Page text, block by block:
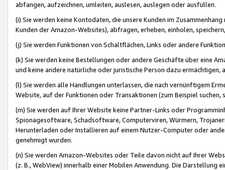
abfangen, aufzeichnen, umleiten, auslesen, auslegen oder ausfüllen.
(i) Sie werden keine Kontodaten, die unsere Kunden im
Kunden der Amazon-Websites), abfragen, erheben, einholen,
(j) Sie werden Funktionen von Schaltflächen, Links oder andere
(k) Sie werden keine Bestellungen oder andere Geschäfte über eine
und keine andere natürliche oder juristische Person dazu
(l) Sie werden alle Handlungen unterlassen, die nach vernünftigem
Website, auf der Funktionen oder Transaktionen (zum Beispiel
(m) Sie werden auf Ihrer Website keine Partner-Links oder
Spionagesoftware, Schadsoftware, Computerviren, Würmern,
Herunterladen oder Installieren auf einem Nutzer-Computer oder
genehmigt wurden.
(n) Sie werden Amazon-Websites oder Teile davon nicht auf Ihrer
(z. B., WebView) innerhalb einer Mobilen Anwendung. Die Darstellung